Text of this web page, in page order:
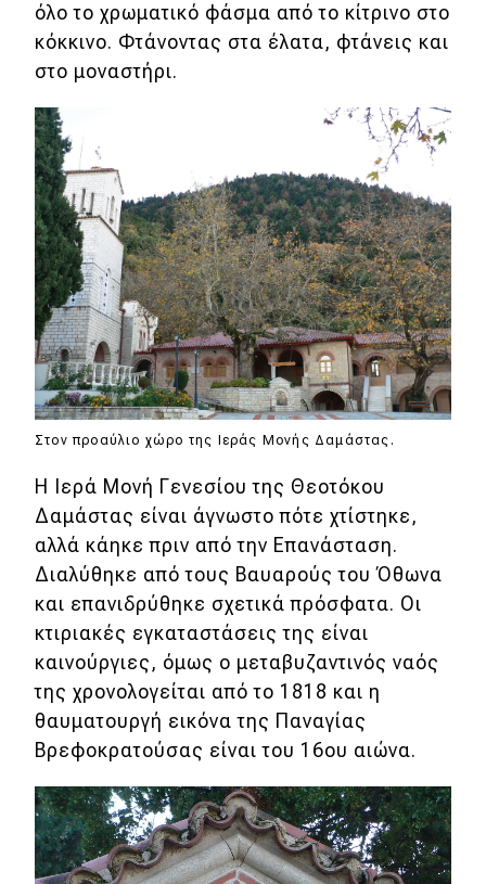
όλο το χρωματικό φάσμα από το κίτρινο στο
κόκκινο. Φτάνοντας στα έλατα, φτάνεις και
στο μοναστήρι.
Στον προαύλιο χώρο της Ιεράς Μονής Δαμάστας.
Η Ιερά Μονή Γενεσίου της Θεοτόκου
Δαμάστας είναι άγνωστο πότε χτίστηκε,
αλλά κάηκε πριν από την Επανάσταση.
Διαλύθηκε από τους Βαυαρούς του Όθωνα
και επανιδρύθηκε σχετικά πρόσφατα. Οι
κτιριακές εγκαταστάσεις της είναι
καινούργιες, όμως ο μεταβυζαντινός ναός
της χρονολογείται από το 1818 και η
θαυματουργή εικόνα της Παναγίας
Βρεφοκρατούσας είναι του 16ου αιώνα.